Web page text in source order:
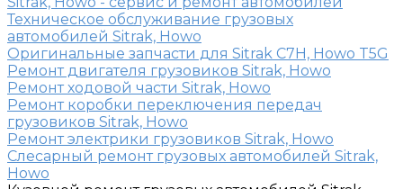
Техническое обслуживание грузовых
автомобилей Sitrak, Howo
Оригинальные запчасти для Sitrak C7H, Howo T5G
Ремонт двигателя грузовиков Sitrak, Howo
Ремонт ходовой части Sitrak, Howo
Ремонт коробки переключения передач
грузовиков Sitrak, Howo
Ремонт электрики грузовиков Sitrak, Howo
Слесарный ремонт грузовых автомобилей Sitrak,
Howo